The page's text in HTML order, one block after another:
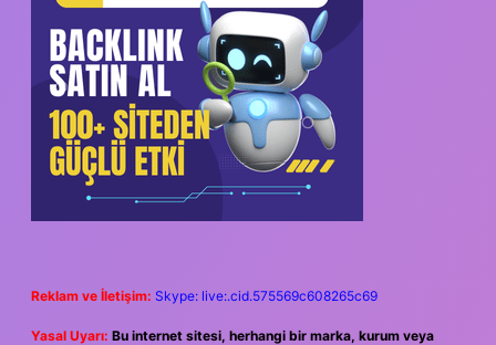
Reklam ve İletişim: Skype: live:.cid.575569c608265c69
Yasal Uyarı: Bu internet sitesi, herhangi bir marka, kurum veya